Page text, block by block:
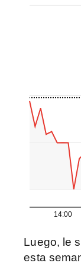
14:00
Luego, le
esta